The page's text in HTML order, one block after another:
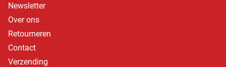
Newsletter
Over ons
Retourneren
Contact
Verzending